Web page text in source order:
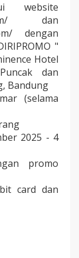
website
dan
dengan
"
Hotel
dan
Bandung
(selama
2025 - 4
promo
card dan